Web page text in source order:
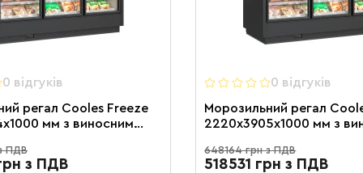
0 вiдгукiв
регал Cooles Freeze
мм з виносним
на 16 полиць
ПДВ
з ПДВ
0 вiдгукiв
Морозильний регал
2220х3905х1000 мм з
на 20 полиць
648164 грн з ПДВ
518531 грн з ПДВ